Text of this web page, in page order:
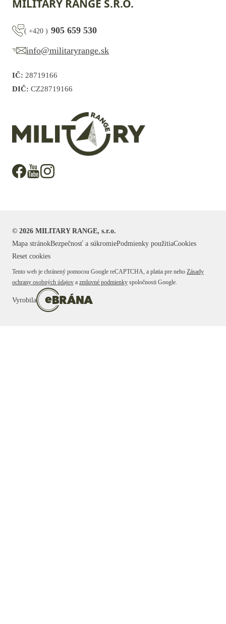
MILITARY RANGE S.R.O.
( +420 ) 905 659 530
info@militaryrange.sk
IČ: 28719166
DIČ: CZ28719166
© 2026 MILITARY RANGE, s.r.o.
Mapa stránokBezpečnosť a súkromiePodmienky použitiaCookies
Reset cookies
Tento web je chránený pomocou Google reCAPTCHA, a platia pre neho Zásady
ochrany osobných údajov a zmluvné podmienky spoločnosti Google.
Vyrobila